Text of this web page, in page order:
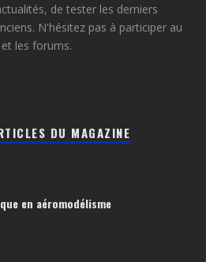
de tester les derniers
N'hésitez pas à participer au
les forums.
DU MAGAZINE
en aéromodélisme